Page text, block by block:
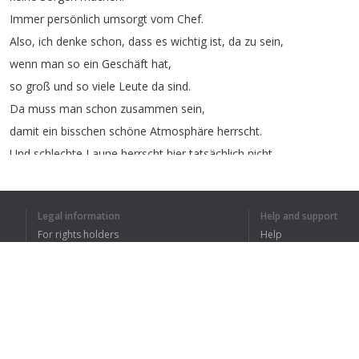
Immer persönlich umsorgt vom Chef.
Also, ich denke schon, dass es wichtig ist, da zu sein,
wenn man so ein Geschäft hat,
so groß und so viele Leute da sind.
Da muss man schon zusammen sein,
damit ein bisschen schöne Atmosphäre herrscht.
Und schlechte Laune herrscht hier tatsächlich nicht
gehe hier hin,weil mich ist.
Legal information
For rights holders
Help and support
Help